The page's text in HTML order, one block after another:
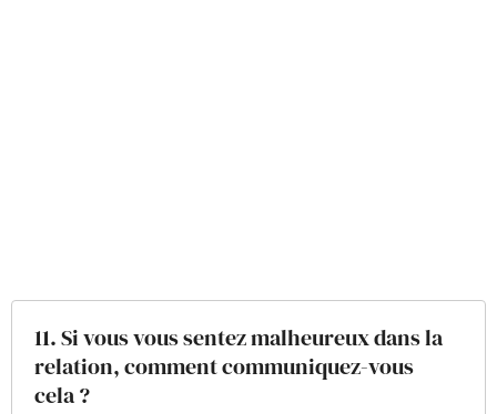
11. Si vous vous sentez malheureux dans la
relation, comment communiquez-vous
cela ?